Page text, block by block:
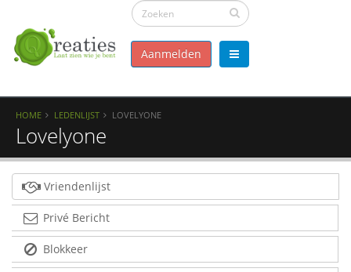
Aanmelden
HOME LEDENLIJST LOVELYONE
Lovelyone
Vriendenlijst
Privé Bericht
Blokkeer